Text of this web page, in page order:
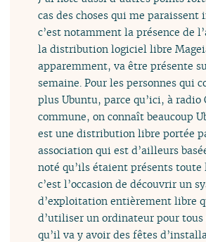
cas des choses qui me paraissent
c’est notamment la présence de
la distribution logiciel libre
apparemment, va être présente
semaine. Pour les personnes qui
plus Ubuntu, parce qu’ici, à radio
commune, on connaît beaucoup
est une distribution libre portée
association qui est d’ailleurs
noté qu’ils étaient présents toute
c’est l’occasion de découvrir un
d’exploitation entièrement libre
d’utiliser un ordinateur pour tous
qu’il va y avoir des fêtes